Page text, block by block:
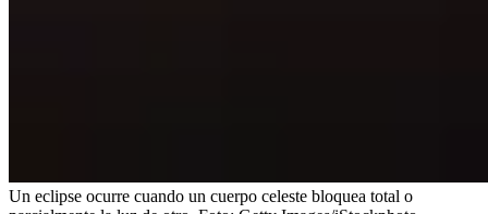
Un eclipse ocurre cuando un cuerpo celeste bloquea total o